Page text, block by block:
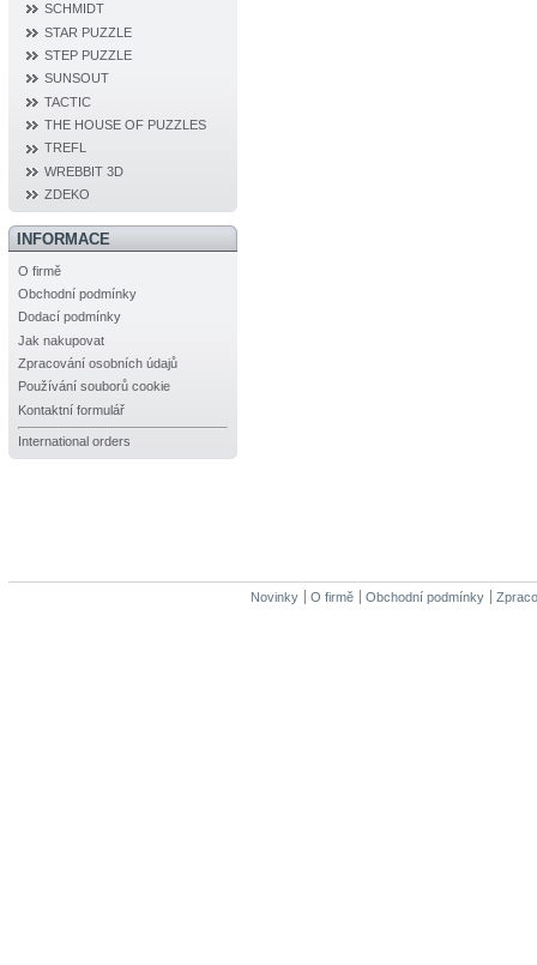
SCHMIDT
STAR PUZZLE
STEP PUZZLE
SUNSOUT
TACTIC
THE HOUSE OF PUZZLES
TREFL
WREBBIT 3D
ZDEKO
INFORMACE
O firmě
Obchodní podmínky
Dodací podmínky
Jak nakupovat
Zpracování osobních údajů
Používání souborů cookie
Kontaktní formulář
International orders
Novinky O firmě Obchodní podmínky